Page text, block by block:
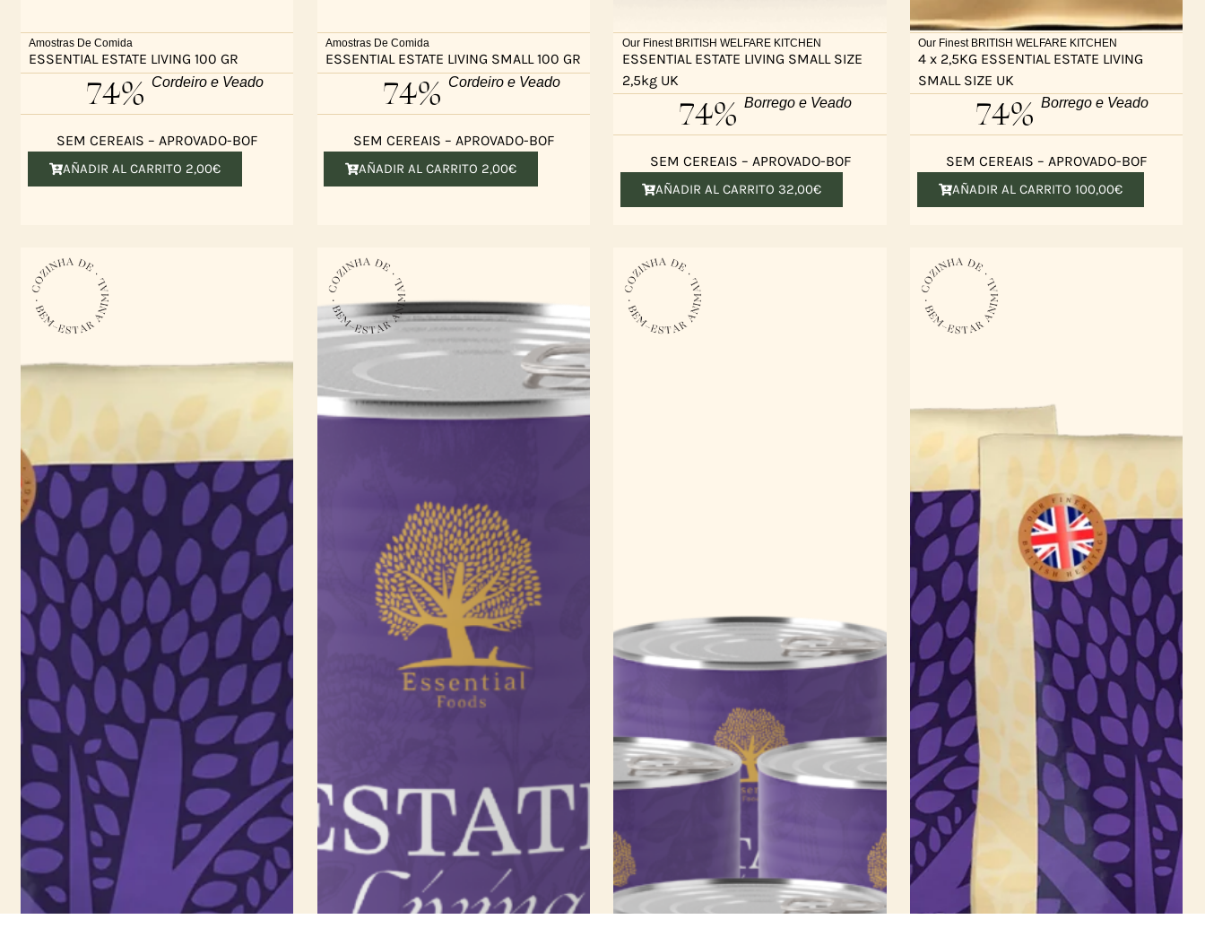
Amostras De Comida
ESSENTIAL ESTATE LIVING 100 GR
74% Cordeiro e Veado
SEM CEREAIS – APROVADO-BOF
AÑADIR AL CARRITO 2,00€
Amostras De Comida
ESSENTIAL ESTATE LIVING SMALL 100 GR
74% Cordeiro e Veado
SEM CEREAIS – APROVADO-BOF
AÑADIR AL CARRITO 2,00€
Our Finest BRITISH WELFARE KITCHEN
ESSENTIAL ESTATE LIVING SMALL SIZE
2,5kg UK
74% Borrego e Veado
SEM CEREAIS – APROVADO-BOF
AÑADIR AL CARRITO32,00€
Our Finest BRITISH WELFARE KITCHEN
4 x 2,5KG ESSENTIAL ESTATE LIVING
SMALL SIZE UK
74% Borrego e Veado
SEM CEREAIS – APROVADO-BOF
AÑADIR AL CARRITO 100,00€